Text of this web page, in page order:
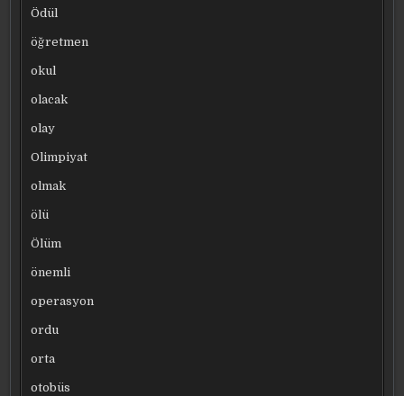
Ödül
öğretmen
okul
olacak
olay
Olimpiyat
olmak
ölü
Ölüm
önemli
operasyon
ordu
orta
otobüs